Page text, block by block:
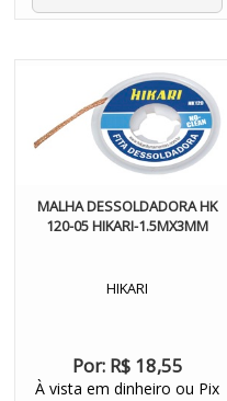
MALHA DESSOLDADORA HK
120-05 HIKARI-1.5MX3MM
HIKARI
Por: R$ 18,55
À vista em dinheiro ou Pix